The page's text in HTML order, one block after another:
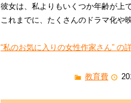
彼女は、私よりもいくつか年齢が上
これまでに、たくさんのドラマ化や
“私のお気に入りの女性作家さん” の
教育費